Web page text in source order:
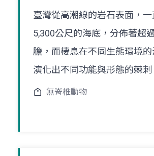
臺灣從高潮線的岩石表面，
5,300公尺的海底，分佈著超
膽，而棲息在不同生態環境的
演化出不同功能與形態的棘刺
無脊椎動物